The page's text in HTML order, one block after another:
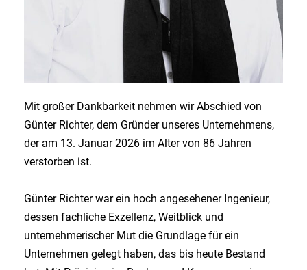
Mit großer Dankbarkeit nehmen wir Abschied von
Günter Richter, dem Gründer unseres Unternehmens,
der am 13. Januar 2026 im Alter von 86 Jahren
verstorben ist.
Günter Richter war ein hoch angesehener Ingenieur,
dessen fachliche Exzellenz, Weitblick und
unternehmerischer Mut die Grundlage für ein
Unternehmen gelegt haben, das bis heute Bestand